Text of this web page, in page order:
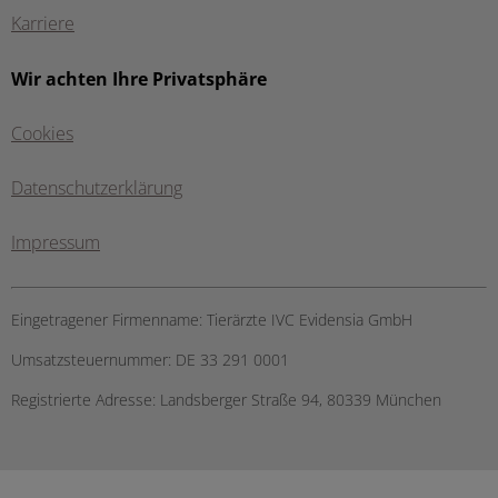
Karriere
Wir achten Ihre Privatsphäre
Cookies
Datenschutzerklärung
Impressum
Eingetragener Firmenname: Tierärzte IVC Evidensia GmbH
Umsatzsteuernummer: DE 33 291 0001
Registrierte Adresse: Landsberger Straße 94, ​80339 München